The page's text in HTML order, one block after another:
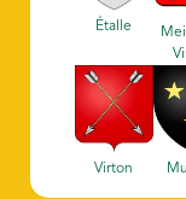
Étalle
Virton